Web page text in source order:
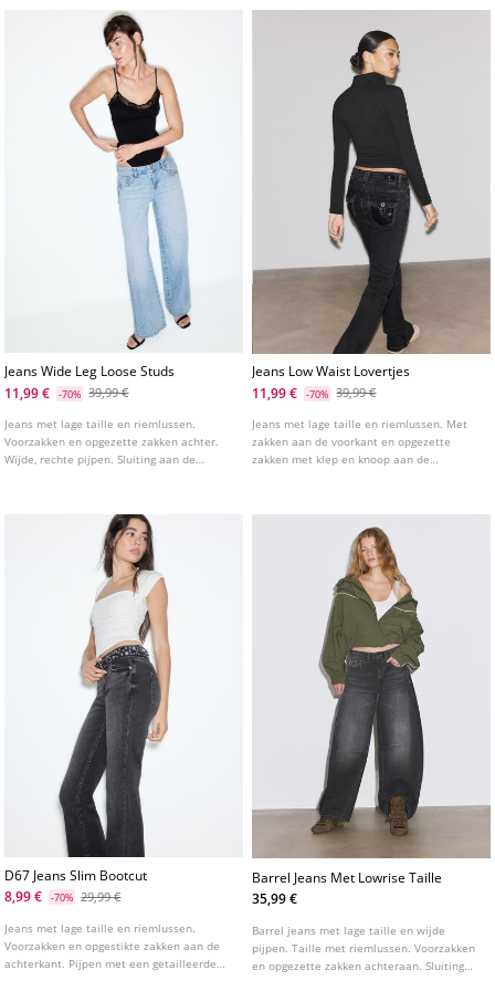
de zijkanten.
Jeans Wide Leg Loose Studs
11,99 €
-70% 39,99 €
Jeans met lage taille en riemlussen.
Voorzakken en opgezette zakken achter.
Wijde, rechte pijpen. Sluiting aan de
Jeans Low Waist Lovertjes
11,99 €
-70% 39,99 €
Jeans met lage taille en riemlussen. Met
zakken aan de voorkant en opgezette
zakken met klep en knoop aan de
tint.
D67 Jeans Slim Bootcut
8,99 €
-70% 29,99 €
Jeans met lage taille en riemlussen.
Voorzakken en opgestikte zakken aan de
achterkant. Pijpen met een getailleerde
Barrel Jeans Met Lowrise Taille
35,99 €
Barrel jeans met lage taille en wijde
pijpen. Taille met riemlussen. Voorzakken
en opgezette zakken achteraan. Sluiting